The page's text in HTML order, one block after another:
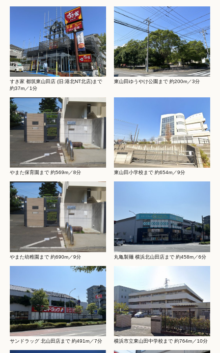
すき家 都筑東山田店 (旧:港北NT北店)まで
約37m／1分
東山田ゆうやけ公園まで 約200m／3分
やまた保育園まで 約569m／8分 東山田小学校まで 約654m／9分
やまた幼稚園まで 約690m／9分 丸亀製麺 横浜北山田店まで 約458m／6分
サンドラッグ 北山田店まで 約491m／7分 横浜市立東山田中学校まで 約764m／10分